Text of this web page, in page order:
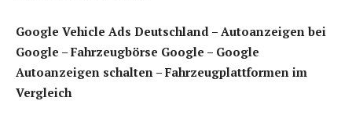
Google Vehicle Ads Deutschland – Autoanzeigen bei
Google – Fahrzeugbörse Google – Google
Autoanzeigen schalten – Fahrzeugplattformen im
Vergleich